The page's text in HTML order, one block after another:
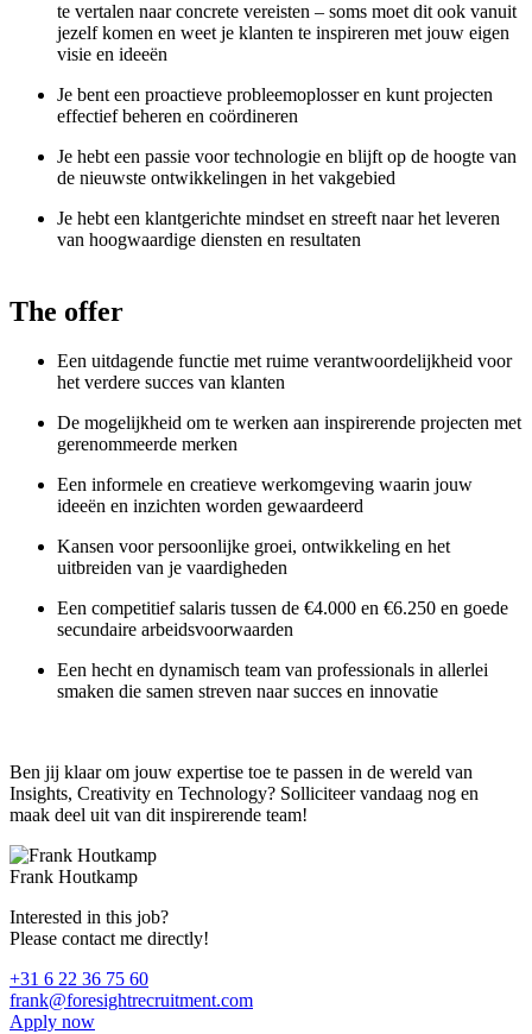
te vertalen naar concrete vereisten – soms moet dit ook vanuit
jezelf komen en weet je klanten te inspireren met jouw eigen
visie en ideeën
Je bent een proactieve probleemoplosser en kunt projecten
effectief beheren en coördineren
Je hebt een passie voor technologie en blijft op de hoogte van
de nieuwste ontwikkelingen in het vakgebied
Je hebt een klantgerichte mindset en streeft naar het leveren
van hoogwaardige diensten en resultaten
The offer
Een uitdagende functie met ruime verantwoordelijkheid voor
het verdere succes van klanten
De mogelijkheid om te werken aan inspirerende projecten met
gerenommeerde merken
Een informele en creatieve werkomgeving waarin jouw
ideeën en inzichten worden gewaardeerd
Kansen voor persoonlijke groei, ontwikkeling en het
uitbreiden van je vaardigheden
Een competitief salaris tussen de €4.000 en €6.250 en goede
secundaire arbeidsvoorwaarden
Een hecht en dynamisch team van professionals in allerlei
smaken die samen streven naar succes en innovatie
Ben jij klaar om jouw expertise toe te passen in de wereld van
Insights, Creativity en Technology? Solliciteer vandaag nog en
maak deel uit van dit inspirerende team!
Frank Houtkamp
Interested in this job?
Please contact me directly!
+31 6 22 36 75 60
frank@foresightrecruitment.com
Apply now